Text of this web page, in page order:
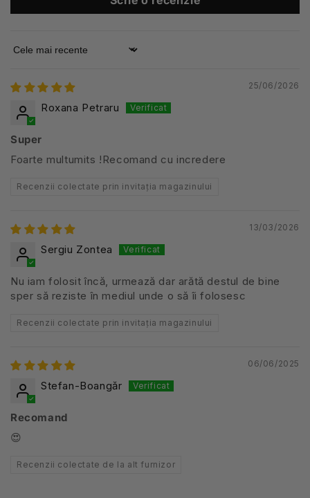
Sort by
25/06/2026
Roxana Petraru
Super
Foarte multumits !Recomand cu incredere
Recenzii colectate prin invitația magazinului
13/03/2026
Sergiu Zontea
Nu iam folosit încă, urmează dar arătă destul de bine
sper să reziste în mediul unde o să îi folosesc
Recenzii colectate prin invitația magazinului
06/06/2025
Stefan-Boangăr
Recomand
😍
Recenzii colectate de la alt furnizor